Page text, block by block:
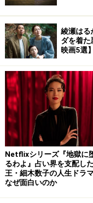
綾瀬はる
ダを着
映画5選】
Netflixシリーズ『地獄に
るわよ』占い界を支配し
王・細木数子の人生ドラ
なぜ面白いのか